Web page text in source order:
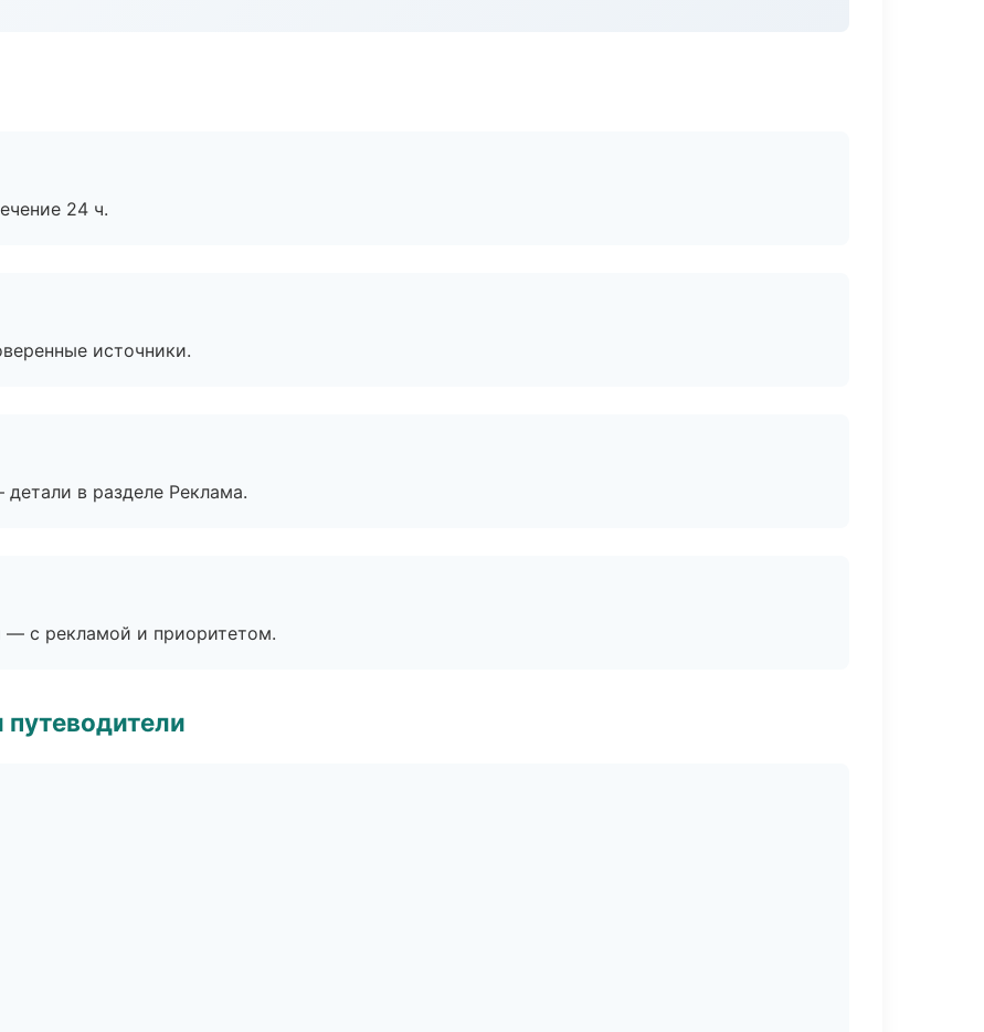
24 ч.
источники.
в разделе Реклама.
— с рекламой и приоритетом.